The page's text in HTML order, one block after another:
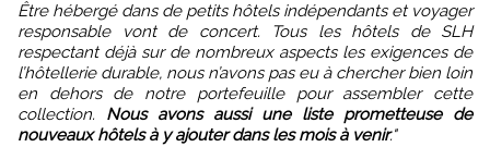
Être hébergé dans de petits hôtels indépendants et voyager
responsable vont de concert. Tous les hôtels de SLH
respectant déjà sur de nombreux aspects les exigences de
l’hôtellerie durable, nous n’avons pas eu à chercher bien loin
en dehors de notre portefeuille pour assembler cette
collection. Nous avons aussi une liste prometteuse de
nouveaux hôtels à y ajouter dans les mois à venir."